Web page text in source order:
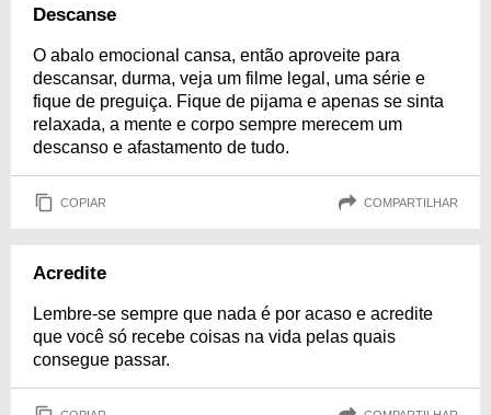
Descanse
O abalo emocional cansa, então aproveite para
descansar, durma, veja um filme legal, uma série e
fique de preguiça. Fique de pijama e apenas se sinta
relaxada, a mente e corpo sempre merecem um
descanso e afastamento de tudo.
COPIAR COMPARTILHAR
Acredite
Lembre-se sempre que nada é por acaso e acredite
que você só recebe coisas na vida pelas quais
consegue passar.